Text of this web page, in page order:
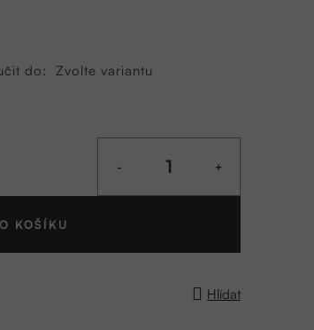
do:
Zvolte variantu
KOŠÍKU
Hlídat